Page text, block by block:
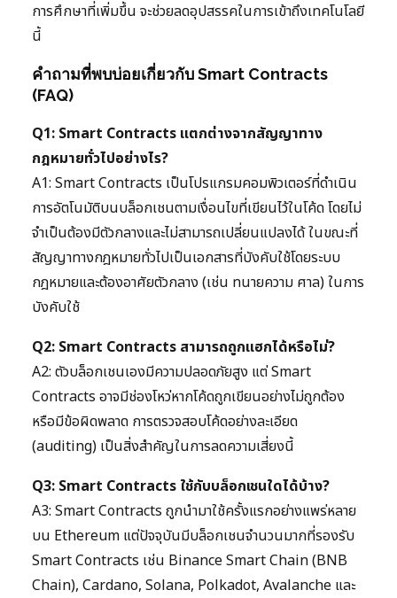
การศึกษาที่เพิ่มขึ้น จะช่วยลดอุปสรรคในการเข้าถึงเทคโนโลยี
นี้
คำถามที่พบบ่อยเกี่ยวกับ Smart Contracts
(FAQ)
Q1: Smart Contracts แตกต่างจากสัญญาทาง
กฎหมายทั่วไปอย่างไร?
A1: Smart Contracts เป็นโปรแกรมคอมพิวเตอร์ที่ดำเนิน
การอัตโนมัติบนบล็อกเชนตามเงื่อนไขที่เขียนไว้ในโค้ด โดยไม่
จำเป็นต้องมีตัวกลางและไม่สามารถเปลี่ยนแปลงได้ ในขณะที่
สัญญาทางกฎหมายทั่วไปเป็นเอกสารที่บังคับใช้โดยระบบ
กฎหมายและต้องอาศัยตัวกลาง (เช่น ทนายความ ศาล) ในการ
บังคับใช้
Q2: Smart Contracts สามารถถูกแฮกได้หรือไม่?
A2: ตัวบล็อกเชนเองมีความปลอดภัยสูง แต่ Smart
Contracts อาจมีช่องโหว่หากโค้ดถูกเขียนอย่างไม่ถูกต้อง
หรือมีข้อผิดพลาด การตรวจสอบโค้ดอย่างละเอียด
(auditing) เป็นสิ่งสำคัญในการลดความเสี่ยงนี้
Q3: Smart Contracts ใช้กับบล็อกเชนใดได้บ้าง?
A3: Smart Contracts ถูกนำมาใช้ครั้งแรกอย่างแพร่หลาย
บน Ethereum แต่ปัจจุบันมีบล็อกเชนจำนวนมากที่รองรับ
Smart Contracts เช่น Binance Smart Chain (BNB
Chain), Cardano, Solana, Polkadot, Avalanche และ